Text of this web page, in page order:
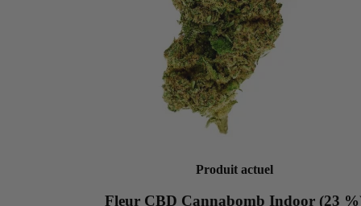
Produit actuel
Fleur CBD Cannabomb Indoor (23